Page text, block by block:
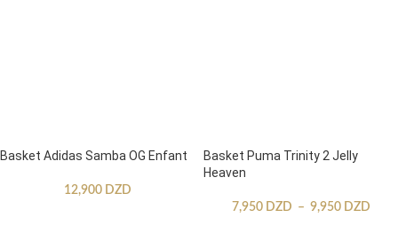
Basket Adidas Samba OG Enfant
12,900 DZD
Basket Puma Trinity 2 Jelly
Heaven
7,950 DZD – 9,950 DZD